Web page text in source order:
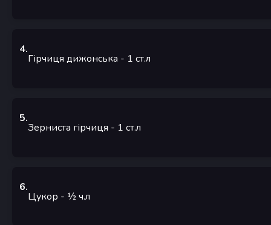
4.
Гірчиця дижонська - 1 ст.л
5.
Зерниста гірчиця - 1 ст.л
6.
Цукор - ½ч.л